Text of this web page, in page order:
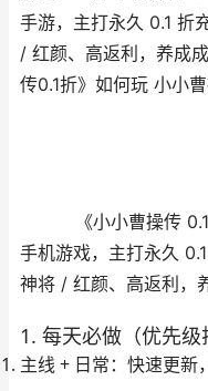
手游，主打永久 0.1 折
/ 红颜、高返利，养成
传0.1折》如何玩 小小
《小小曹操传 0.1
手机游戏，主打永久
神将 / 红颜、高返利，
1. 每天必做（优先级
主线 + 日常：快速更新